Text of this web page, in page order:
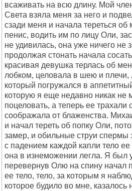
всаживать на всю длину. Мой
Света взяла меня за него и
сзади меня и начала тереться об
пенис, водить им по лицу Оли,
не удивилась, она уже ничего не
продолжая стонать начала
красивая девушка терлась об
лобком, целовала в шею и плечи,
который погружался в
которую я еще недавно никак не
поцеловать, а теперь ее трахали
соображала от блаженства.
и начал тереть об попку Оли,
замер, и обильные струи спермы
с падением каждой капли тело
она в изнеможении легла. Я был
перевернув Олю на спину начал
ее тело, тело, за которым я
которое будило во мне,